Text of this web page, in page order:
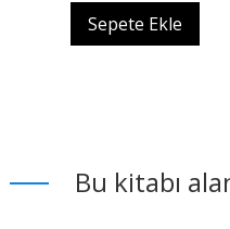
Sepete Ekle
Bu kitabı